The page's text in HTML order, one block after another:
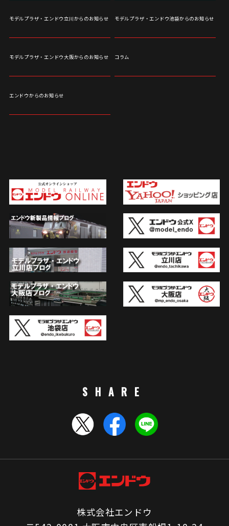
モデルプラザ・エンドウ立川からのお知らせ モデルプラザ・エンドウ池袋からのお知らせ
モデルプラザ・エンドウ大阪からのお知らせ コラム
エンドウからのお知らせ
SHARE
株式会社エンドウ